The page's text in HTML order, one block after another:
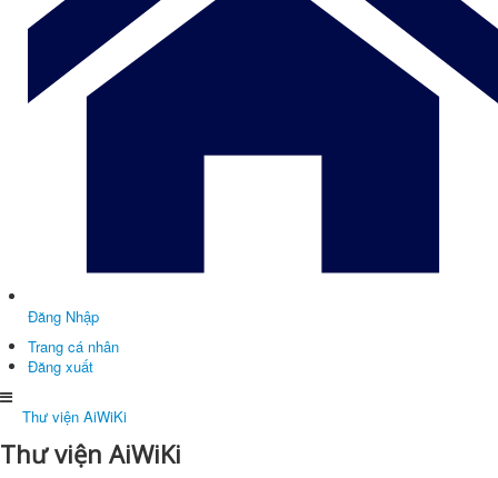
Đăng Nhập
Trang cá nhân
Đăng xuất
Thư viện AiWiKi
Thư viện AiWiKi